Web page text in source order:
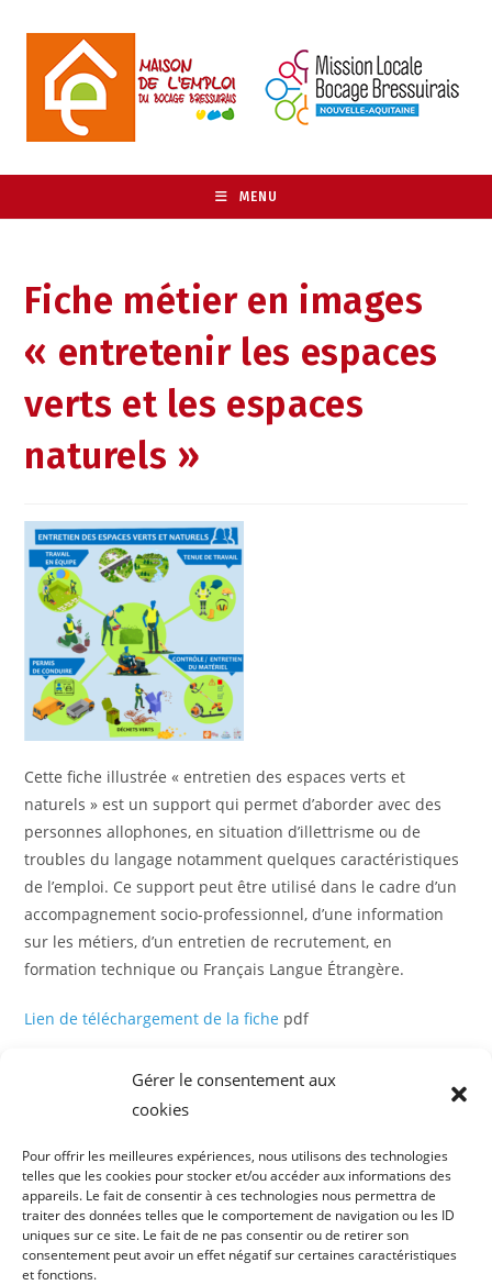
Gérer le consentement aux
cookies
Pour offrir les meilleures expériences, nous utilisons des technologies
telles que les cookies pour stocker et/ou accéder aux informations des
appareils. Le fait de consentir à ces technologies nous permettra de
traiter des données telles que le comportement de navigation ou les ID
uniques sur ce site. Le fait de ne pas consentir ou de retirer son
consentement peut avoir un effet négatif sur certaines caractéristiques
et fonctions.
MENU
Fiche métier en images
« entretenir les espaces
verts et les espaces
naturels »
Cette fiche illustrée « entretien des espaces verts et
naturels » est un support qui permet d’aborder avec des
personnes allophones, en situation d’illettrisme ou de
troubles du langage notamment quelques caractéristiques
de l’emploi. Ce support peut être utilisé dans le cadre d’un
accompagnement socio-professionnel, d’une information
sur les métiers, d’un entretien de recrutement, en
formation technique ou Français Langue Étrangère.
Lien de téléchargement de la fiche pdf
Dernières Actualités
Secteurs d’activités et métiers
Fiches métiers
Livret d’accueil